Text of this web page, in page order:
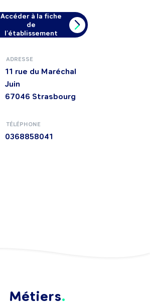
Accéder à la fiche
de
l'établissement
ADRESSE
11 rue du Maréchal
Juin
67046 Strasbourg
TÉLÉPHONE
0368858041
Métiers